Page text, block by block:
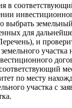
в
выбрать
для
и
участка
по месту
участка с